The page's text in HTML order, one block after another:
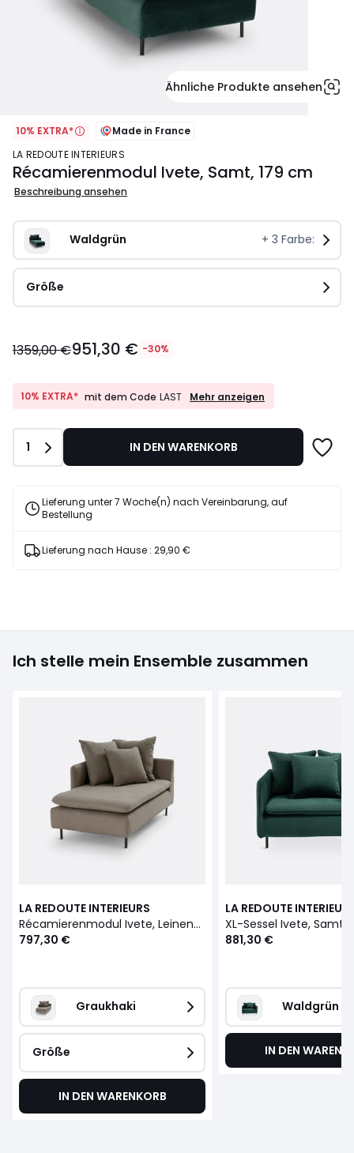
Ähnliche Produkte ansehen
10% EXTRA*
Made in France
LA REDOUTE INTERIEURS
Récamierenmodul Ivete, Samt, 179 cm
Beschreibung ansehen
Waldgrün + 3 Farbe:
Größe
€
€
Rabatt
angewendet.
1359,00 €951,30 € -30%
10% EXTRA* mit dem Code LAST
10%
Code
LAST
Mehr anzeigen
Anzahl
1 IN DEN WARENKORB
Lieferung unter 7 Woche(n) nach Vereinbarung, auf
Bestellung
Lieferung nach Hause : 29,90 €
Ich stelle mein Ensemble zusammen
LA REDOUTE INTERIEURS
Récamierenmodul Ivete, Leinen/Viskose, B. 158 cm
797,30 €
Graukhaki
Größe
IN DEN WARENKORB
LA REDOUTE
XL-Sessel Ivete,
881,30 €
Waldgrün
IN DEN